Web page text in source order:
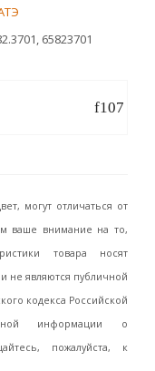
65823701
могут отличаться от
ваше внимание на то,
товара носят
не являются публичной
кодекса Российской
информации о
пожалуйста, к